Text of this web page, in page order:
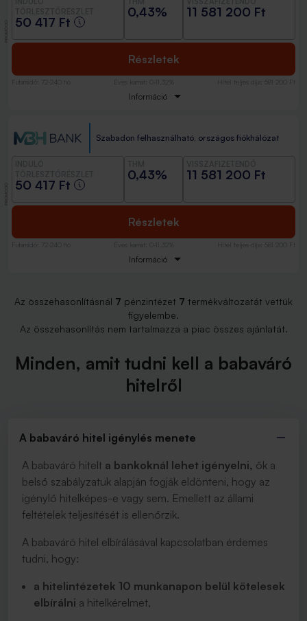
PROMÓCIÓ 50 417 Ft
0,43% 11 581 200 Ft
Részletek
Futamidő : 72-240 hó Éves kamat: 0-11,32% Hitel teljes díja : 581 200 Ft
Információ
PROMÓCIÓ
Szabadon felhasználható, országos fiókhálózat
50 417 Ft
0,43% 11 581 200 Ft
Részletek
Futamidő : 72-240 hó Éves kamat: 0-11,32% Hitel teljes díja : 581 200 Ft
Információ
Az összehasonlításnál 7 pénzintézet 7 termékváltozatát vettük
figyelembe.
Az összehasonlítás nem tartalmazza a piac összes ajánlatát.
Minden, amit tudni kell a babaváró
hitelről
A babaváró hitel igénylés menete
A babaváró hitelt a bankoknál lehet igényelni, ők a
belső szabályzatuk alapján fogják eldönteni, hogy az
igénylő hitelképes-e vagy sem. Emellett az állami
feltételek teljesítését is ellenőrzik.
A babaváró hitel elbírálásával kapcsolatban érdemes
tudni, hogy:
a hitelintézetek 10 munkanapon belül kötelesek
elbírálni a hitelkérelmet,